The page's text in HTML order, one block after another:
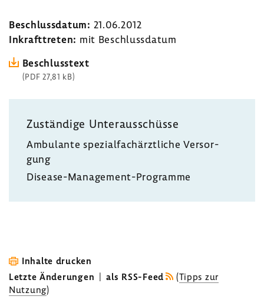
Beschluss­datum: 21.06.2012
Inkraft­treten: mit Beschluss­datum
Beschluss­text
(PDF 27,81 kB)
Zustän­dige Unter­aus­schüsse
Ambu­lante spezi­al­fach­ärzt­liche Versor­
gung
Disease-​Management-Programme
Inhalte drucken
Letzte Änderungen | als RSS-Feed (Tipps zur
Nutzung)